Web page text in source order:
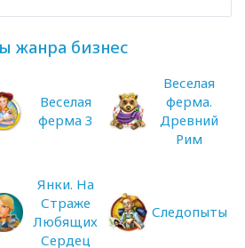
жанра бизнес
Веселая
ферма 3
Веселая
ферма.
Древний
Рим
Янки. На
Страже
Любящих
Сердец
Следопыты